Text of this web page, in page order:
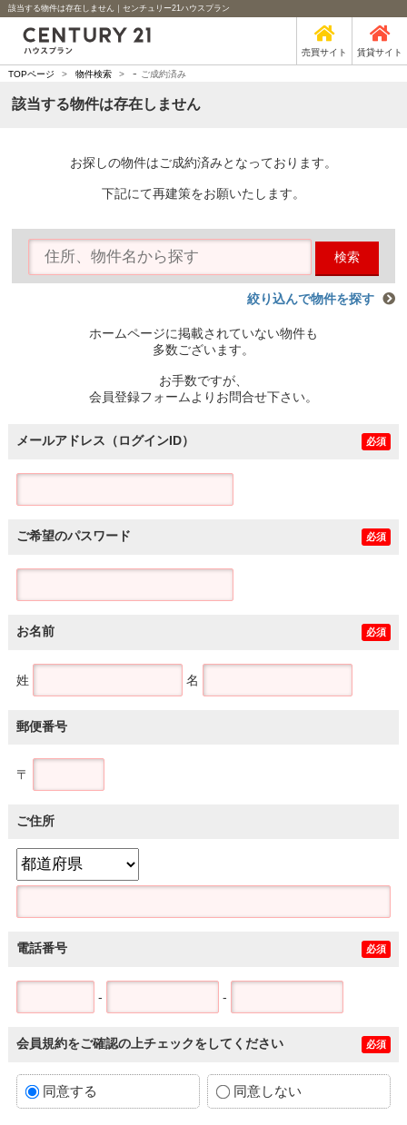
該当する物件は存在しません｜センチュリー21ハウスプラン
売買サイト 賃貸サイト
TOPページ > 物件検索 > - ご成約済み
該当する物件は存在しません
お探しの物件はご成約済みとなっております。
下記にて再建策をお願いたします。
検索
絞り込んで物件を探す
ホームページに掲載されていない物件も
多数ございます。
お手数ですが、
会員登録フォームよりお問合せ下さい。
メールアドレス（ログインID） 必須
ご希望のパスワード 必須
お名前 必須
姓 名
郵便番号
〒
ご住所
電話番号 必須
- -
会員規約をご確認の上チェックをしてください 必須
同意する 同意しない